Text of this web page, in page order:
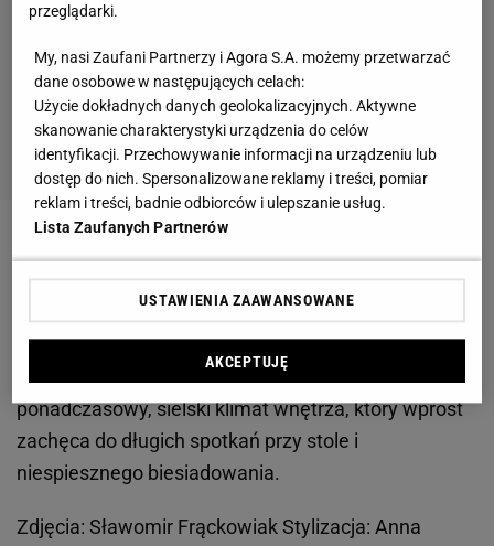
jednorodnym stylu przywodzącym na myśl
tradycyjne siedziby na angielskiej prowincji. Warto
zwrócić również uwagę, jak istotne są tutaj
dekoracyjne detale. Dobrano je tak, by podkreślały
ponadczasowy, sielski klimat wnętrza, który wprost
zachęca do długich spotkań przy stole i
niespiesznego biesiadowania.
Zdjęcia: Sławomir Frąckowiak Stylizacja: Anna
przeglądarki.
My, nasi Zaufani Partnerzy i Agora S.A. możemy przetwarzać
dane osobowe w następujących celach:
Użycie dokładnych danych geolokalizacyjnych. Aktywne
skanowanie charakterystyki urządzenia do celów
identyfikacji. Przechowywanie informacji na urządzeniu lub
dostęp do nich. Spersonalizowane reklamy i treści, pomiar
reklam i treści, badnie odbiorców i ulepszanie usług.
Lista Zaufanych Partnerów
USTAWIENIA ZAAWANSOWANE
AKCEPTUJĘ